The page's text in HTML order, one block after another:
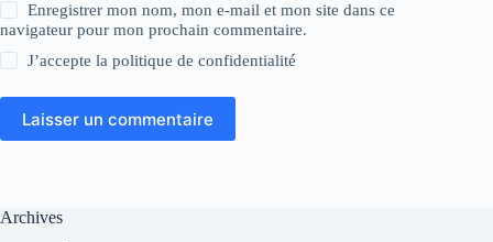
Enregistrer mon nom, mon e-mail et mon site dans ce
navigateur pour mon prochain commentaire.
J’accepte lapolitique de confidentialité
Laisser un commentaire
Archives